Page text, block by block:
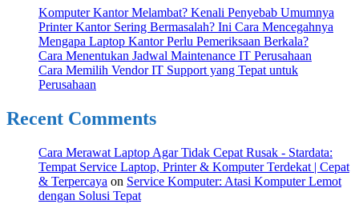
Komputer Kantor Melambat? Kenali Penyebab Umumnya
Printer Kantor Sering Bermasalah? Ini Cara Mencegahnya
Mengapa Laptop Kantor Perlu Pemeriksaan Berkala?
Cara Menentukan Jadwal Maintenance IT Perusahaan
Cara Memilih Vendor IT Support yang Tepat untuk
Perusahaan
Recent Comments
Cara Merawat Laptop Agar Tidak Cepat Rusak - Stardata:
Tempat Service Laptop, Printer & Komputer Terdekat | Cepat
& Terpercaya on Service Komputer: Atasi Komputer Lemot
dengan Solusi Tepat